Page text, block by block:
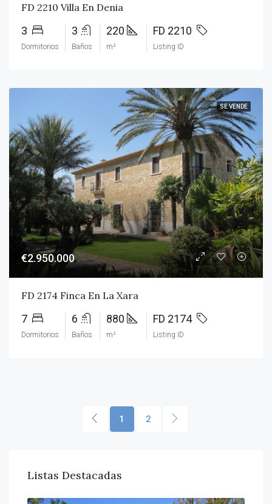
FD 2210 Villa En Denia
3
Dormitorios
3
Baños
220
m²
FD 2210
Listing ID
SE VENDE
€2.950.000
FD 2174 Finca En La Xara
7
Dormitorios
6
Baños
880
m²
FD 2174
Listing ID
1 2
Listas Destacadas